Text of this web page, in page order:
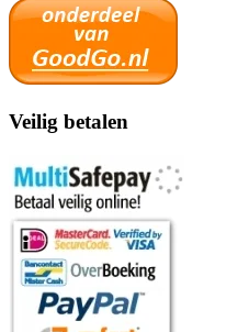
Veilig betalen